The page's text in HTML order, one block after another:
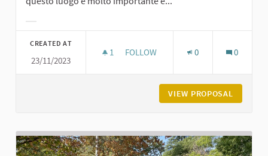
CREATED AT
23/11/2023
1 1 FOLLOWER
FOLLOW 0 0
VIEW PROPOSAL